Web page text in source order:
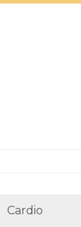
Cardio